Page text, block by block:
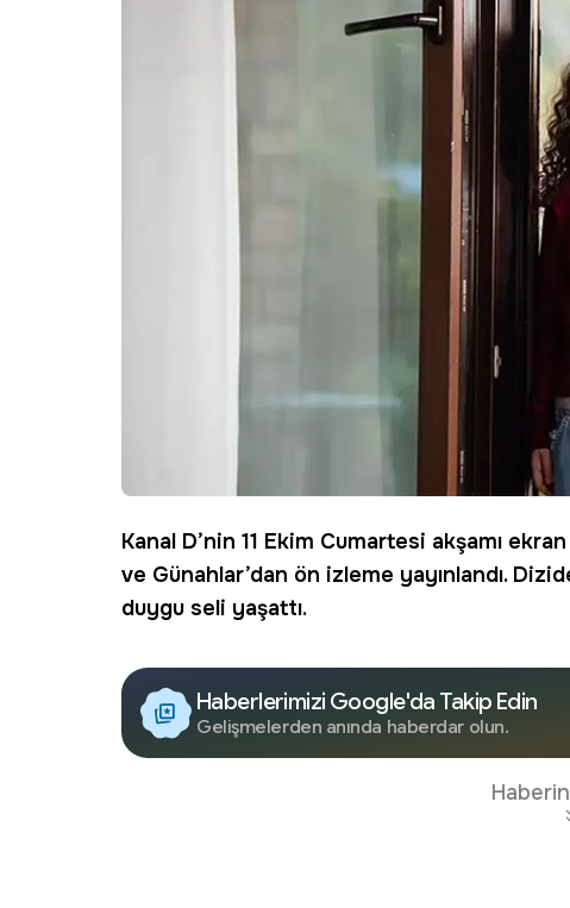
Kanal D’nin 11 Ekim Cumartesi akşamı
ve Günahlar’dan ön izleme yayınlandı.
duygu seli yaşattı.
Haberlerimizi Google'da Takip Edin
Gelişmelerden anında haberdar olun.